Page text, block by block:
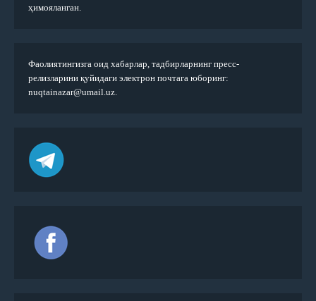
ҳимояланган.
Фаолиятингизга оид хабарлар, тадбирларнинг пресс-
релизларини қуйидаги электрон почтага юборинг:
nuqtainazar@umail.uz.